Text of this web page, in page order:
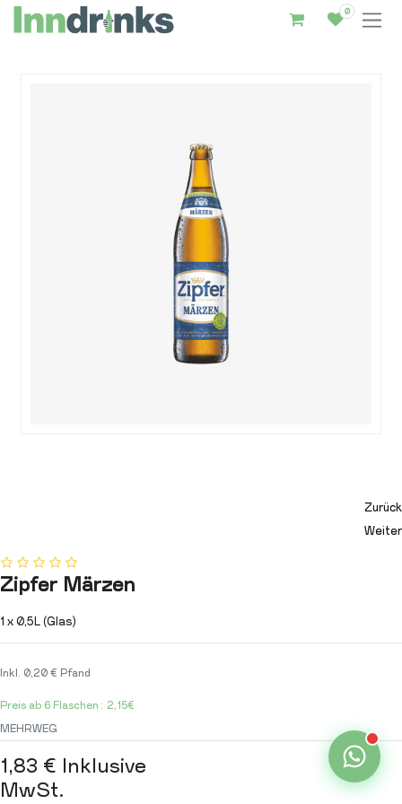
0
Zurück
Weiter
Zipfer Märzen
1 x 0,5L (Glas)
Inkl. 0,20 € Pfand
Preis ab 6 Flaschen: 2,15€
MEHRWEG
1,83 €
Inklusive
MwSt.